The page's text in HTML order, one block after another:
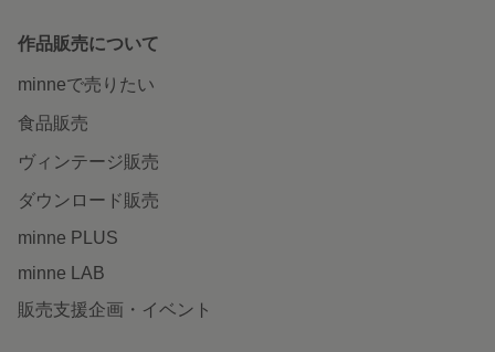
作品販売について
minneで売りたい
食品販売
ヴィンテージ販売
ダウンロード販売
minne PLUS
minne LAB
販売支援企画・イベント